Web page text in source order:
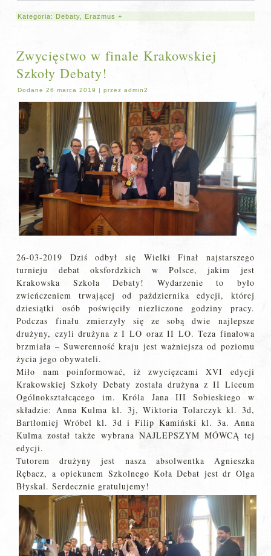
Kategoria: Debaty Erazmus +
Zwycięstwo w finale Krakowskiej
Szkoły Debaty!
Dodane 26 marca 2019 |przez admin2
26-03-2019 Dziś odbył się Wielki Finał najstarszego
turnieju debat oksfordzkich w Polsce, jakim jest
Krakowska Szkoła Debaty! Wydarzenie to było
zwieńczeniem trwającej od października edycji, której
dziesiątki osób poświęciły niezliczone godziny pracy.
Podczas finału zmierzyły się ze sobą dwie najlepsze
drużyny, czyli drużyna z I LO oraz II LO. Teza finałowa
brzmiała – Suwerenność kraju jest ważniejsza od poziomu
życia jego obywateli.
Miło nam poinformować, iż zwycięzcami XVI edycji
Krakowskiej Szkoły Debaty została drużyna z II Liceum
Ogólnokształcącego im. Króla Jana III Sobieskiego w
składzie: Anna Kulma kl. 3j, Wiktoria Tolarczyk kl. 3d,
Bartłomiej Wróbel kl. 3d i Filip Kamiński kl. 3a. Anna
Kulma został także wybrana NAJLEPSZYM MÓWCĄ tej
edycji.
Tutorem drużyny jest nasza absolwentka Agnieszka
Rębacz, a opiekunem Szkolnego Koła Debat jest dr Olga
Błyskal. Serdecznie gratulujemy!